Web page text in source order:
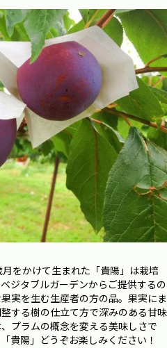
をかけて生まれた「貴陽」は栽培
ジタブルガーデンからご提供するの
実を生む生産者の方の品。果実にま
する樹の仕立て方で深みのある甘味
プラムの概念を変える美味しさで
貴陽」どうぞお楽しみください！